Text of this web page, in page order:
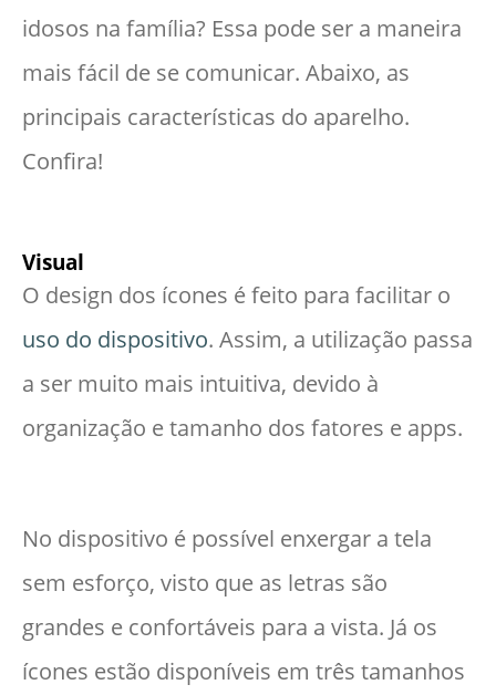
idosos na família? Essa pode ser a maneira
mais fácil de se comunicar. Abaixo, as
principais características do aparelho.
Confira!
Visual
O design dos ícones é feito para facilitar o
uso do dispositivo. Assim, a utilização passa
a ser muito mais intuitiva, devido à
organização e tamanho dos fatores e apps.
No dispositivo é possível enxergar a tela
sem esforço, visto que as letras são
grandes e confortáveis para a vista. Já os
ícones estão disponíveis em três tamanhos